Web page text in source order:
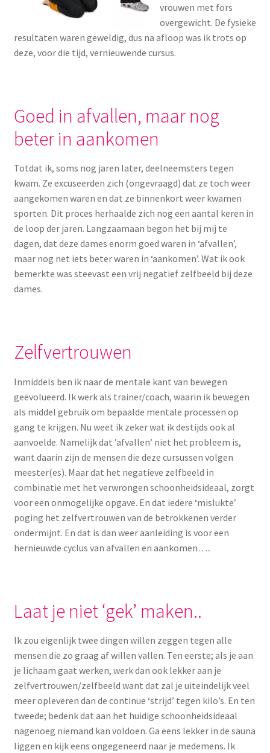
Stimulatie, vibrators
Verzorgingsproducten
Oefenbroekjes – zindelijkheidstraining
Yoni eggs
Diverse
Contact
vrouwen met fors
overgewicht. De fysieke
resultaten waren geweldig, dus na afloop was ik trots op
deze, voor die tijd, vernieuwende cursus.
Goed in afvallen, maar nog
beter in aankomen
Totdat ik, soms nog jaren later, deelneemsters tegen
kwam. Ze excuseerden zich (ongevraagd) dat ze toch weer
aangekomen waren en dat ze binnenkort weer kwamen
sporten. Dit proces herhaalde zich nog een aantal keren in
de loop der jaren. Langzaamaan begon het bij mij te
dagen, dat deze dames enorm goed waren in ‘afvallen’,
maar nog net iets beter waren in ‘aankomen’. Wat ik ook
bemerkte was steevast een vrij negatief zelfbeeld bij deze
dames.
Zelfvertrouwen
Inmiddels ben ik naar de mentale kant van bewegen
geëvolueerd. Ik werk als trainer/coach, waarin ik bewegen
als middel gebruik om bepaalde mentale processen op
gang te krijgen. Nu weet ik zeker wat ik destijds ook al
aanvoelde. Namelijk dat ’afvallen’ niet het probleem is,
want daarin zijn de mensen die deze cursussen volgen
meester(es). Maar dat het negatieve zelfbeeld in
combinatie met het verwrongen schoonheidsideaal, zorgt
voor een onmogelijke opgave. En dat iedere ‘mislukte’
poging het zelfvertrouwen van de betrokkenen verder
ondermijnt. En dat is dan weer aanleiding is voor een
hernieuwde cyclus van afvallen en aankomen…..
Laat je niet ‘gek’ maken..
Ik zou eigenlijk twee dingen willen zeggen tegen alle
mensen die zo graag af willen vallen. Ten eerste; als je aan
je lichaam gaat werken, werk dan ook lekker aan je
zelfvertrouwen/zelfbeeld want dat zal je uiteindelijk veel
meer opleveren dan de continue ‘strijd’ tegen kilo’s. En ten
tweede; bedenk dat aan het huidige schoonheidsideaal
nagenoeg niemand kan voldoen. Ga eens lekker in de sauna
liggen en kijk eens ongegeneerd naar je medemens. Ik